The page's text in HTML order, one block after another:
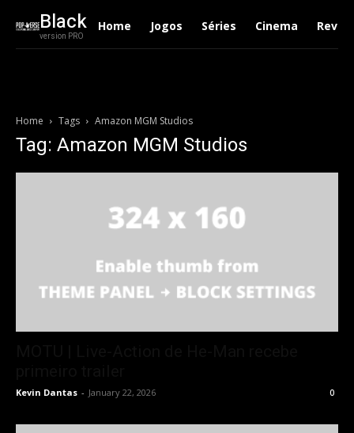
Black
version PRO
Home Jogos Séries Cinema
Home Tags Amazon MGM Studios
Tag: Amazon MGM Studios
Kevin Dantas - January 22, 2026 0